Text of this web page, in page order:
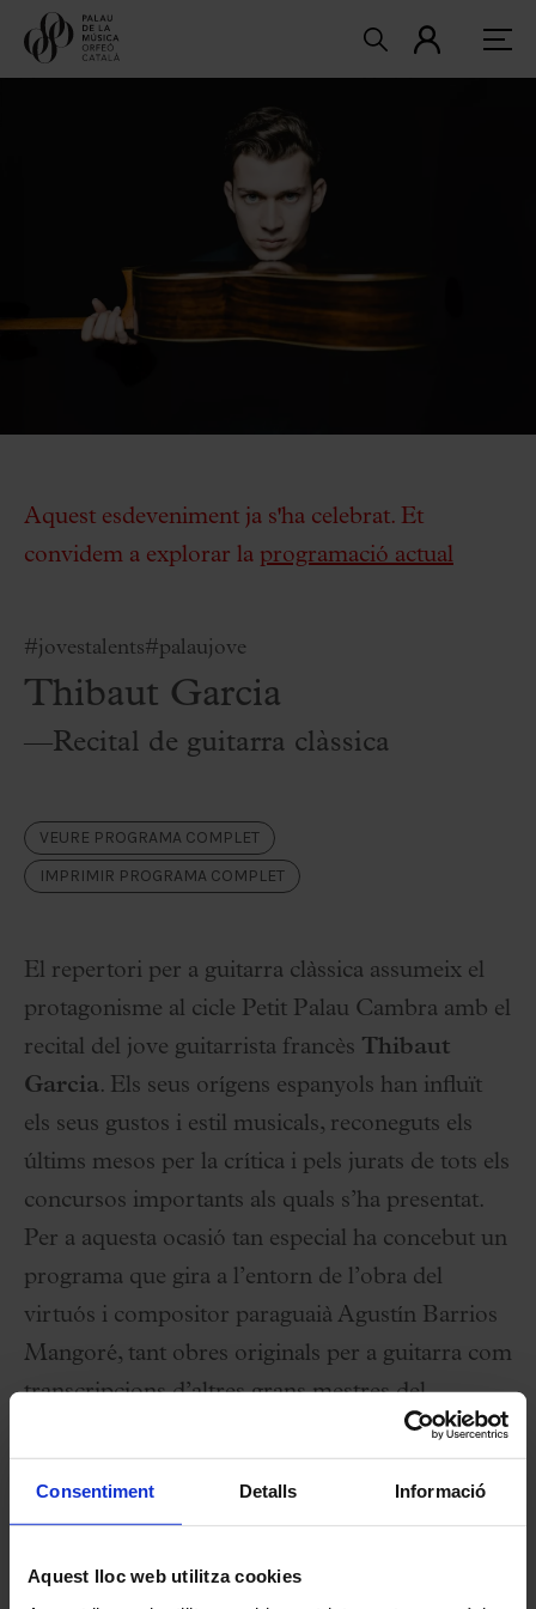
Consentiment Detalls Informació
Aquest lloc web utilitza cookies
Aquest esdeveniment ja s'ha celebrat. Et
convidem a explorar la programació actual
#jovestalents#palaujove
Thibaut Garcia
—Recital de guitarra clàssica
VEURE PROGRAMA COMPLET
IMPRIMIR PROGRAMA COMPLET
El repertori per a guitarra clàssica assumeix el
protagonisme al cicle Petit Palau Cambra amb el
recital del jove guitarrista francès Thibaut
Garcia. Els seus orígens espanyols han influït
els seus gustos i estil musicals, reconeguts els
últims mesos per la crítica i pels jurats de tots els
concursos importants als quals s’ha presentat.
Per a aquesta ocasió tan especial ha concebut un
programa que gira a l’entorn de l’obra del
virtuós i compositor paraguaià Agustín Barrios
Mangoré, tant obres originals per a guitarra com
transcripcions d’altres grans mestres del
Fitxa artística
Thibaut Garcia,guitarra